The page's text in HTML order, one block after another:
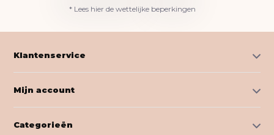
* Lees hier de wettelijke beperkingen
Klantenservice
Mijn account
Categorieën